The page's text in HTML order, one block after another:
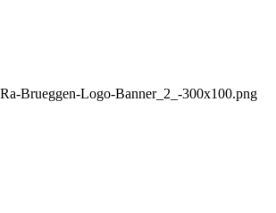
Brueggen-Logo-Banner_2_-300x100.png